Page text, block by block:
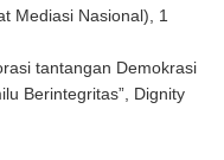
Mediasi Nasional), 1
tantangan Demokrasi
Berintegritas”, Dignity